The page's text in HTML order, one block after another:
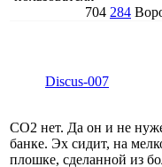
704 284
Discus-007
СО2 нет. Да он и не
банке. Эх сидит, на
плошке, сделанной из